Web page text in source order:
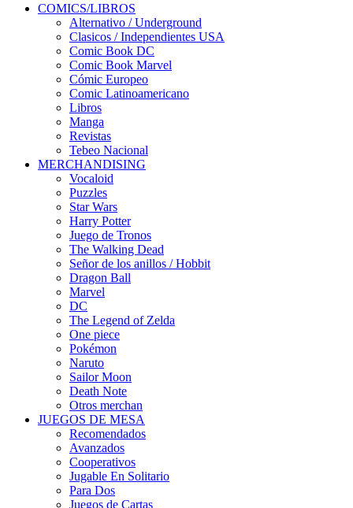
COMICS/LIBROS
Alternativo / Underground
Clasicos / Independientes USA
Comic Book DC
Comic Book Marvel
Cómic Europeo
Comic Latinoamericano
Libros
Manga
Revistas
Tebeo Nacional
MERCHANDISING
Vocaloid
Puzzles
Star Wars
Harry Potter
Juego de Tronos
The Walking Dead
Señor de los anillos / Hobbit
Dragon Ball
Marvel
DC
The Legend of Zelda
One piece
Pokémon
Naruto
Sailor Moon
Death Note
Otros merchan
JUEGOS DE MESA
Recomendados
Avanzados
Cooperativos
Jugable En Solitario
Para Dos
Juegos de Cartas